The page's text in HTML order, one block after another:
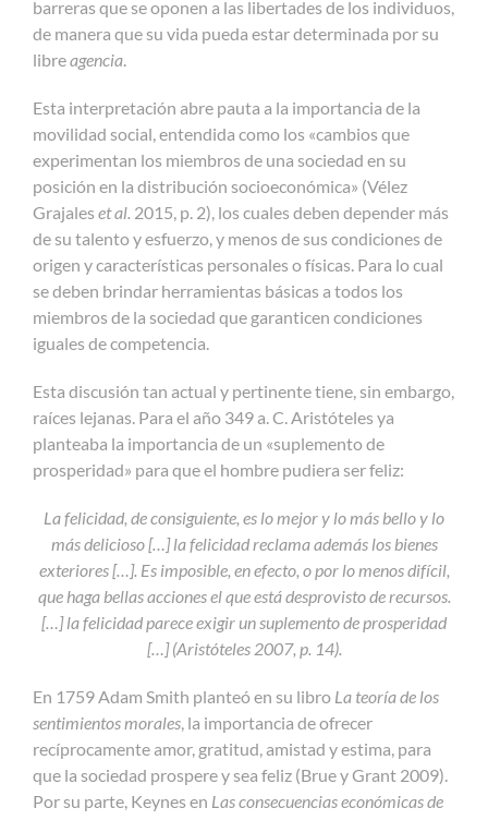
barreras que se oponen a las libertades de los individuos,
de manera que su vida pueda estar determinada por su
libreagencia
Esta interpretación abre pauta a la importancia de la
movilidad social, entendida como los «cambios que
experimentan los miembros de una sociedad en su
posición en la distribución socioeconómica» (Vélez
Grajales et al. 2015, p. 2), los cuales deben depender más
de su talento y esfuerzo, y menos de sus condiciones de
origen y características personales o físicas. Para lo cual
se deben brindar herramientas básicas a todos los
miembros de la sociedad que garanticen condiciones
iguales de competencia.
Esta discusión tan actual y pertinente tiene, sin embargo,
raíces lejanas. Para el año 349 a. C. Aristóteles ya
planteaba la importancia de un «suplemento de
prosperidad» para que el hombre pudiera ser feliz:
La felicidad, de consiguiente, es lo mejor y lo más bello y lo
más delicioso […] la felicidad reclama además los bienes
exteriores […]. Es imposible, en efecto, o por lo menos difícil,
que haga bellas acciones el que está desprovisto de recursos.
[…] la felicidad parece exigir un suplemento de prosperidad
[…] (Aristóteles 2007, p. 14).
En 1759 Adam Smith planteó en su libro La teoría de los
sentimientos morales , la importancia de ofrecer
recíprocamente amor, gratitud, amistad y estima, para
que la sociedad prospere y sea feliz (Brue y Grant 2009).
Por su parte, Keynes en Las consecuencias económicas de